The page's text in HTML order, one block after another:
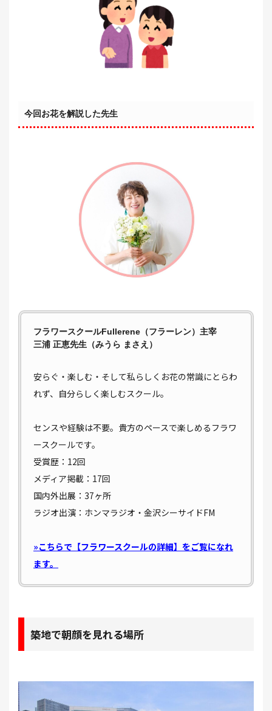
今回お花を解説した先生
フラワースクールFullerene（フラーレン）主宰
三浦 正恵先生（みうら まさえ）
安らぐ・楽しむ・そして私らしくお花の常識にとらわ
れず、自分らしく楽しむスクール。
センスや経験は不要。貴方のペースで楽しめるフラワ
ースクールです。
受賞歴：12回
メディア掲載：17回
国内外出展：37ヶ所
ラジオ出演：ホンマラジオ・金沢シーサイドFM
»こちらで【フラワースクールの詳細】をご覧になれ
ます。
築地で朝顔を見れる場所